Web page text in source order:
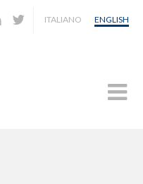
ITALIANO ENGLISH